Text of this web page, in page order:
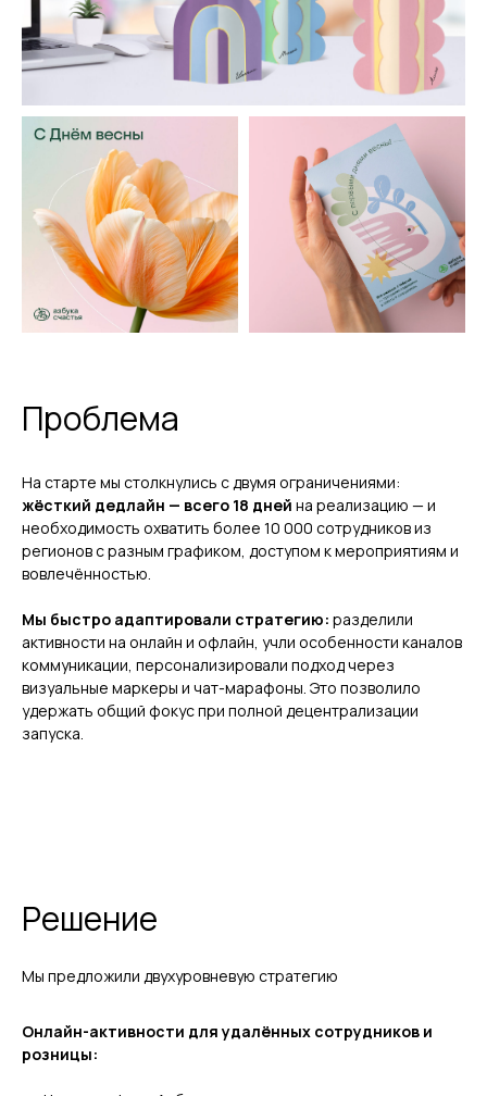
Проблема
На старте мы столкнулись с двумя ограничениями:
жёсткий дедлайн — всего 18 дней на реализацию — и
необходимость охватить более 10 000 сотрудников из
регионов с разным графиком, доступом к мероприятиям и
вовлечённостью.
Мы быстро адаптировали стратегию: разделили
активности на онлайн и офлайн, учли особенности каналов
коммуникации, персонализировали подход через
визуальные маркеры и чат-марафоны. Это позволило
удержать общий фокус при полной децентрализации
запуска.
Решение
Мы предложили двухуровневую стратегию
Онлайн-активности для удалённых сотрудников и
розницы: